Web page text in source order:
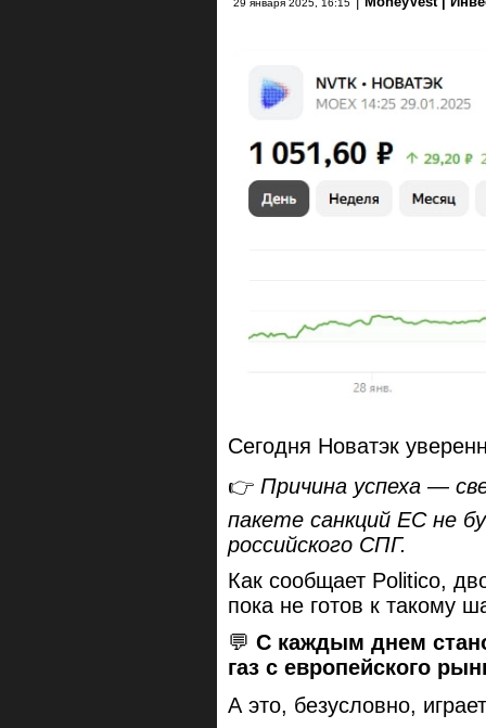
29 января 2025, 16:15
Сегодня Новатэк
👉 Причина успеха —
пакете санкций ЕС не
российского СПГ.
Как сообщает Politico,
пока не готов к такому
💬 С каждым днем
газ с европейского
А это, безусловно,